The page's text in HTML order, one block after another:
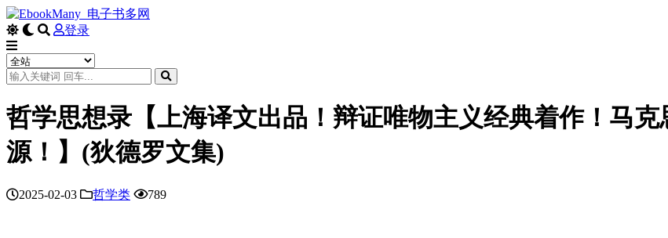
登录
哲学思想录【上海译文出品！辩证唯物主义经典着作！马
源！】(狄德罗文集)
2025-02-03 哲学类 789